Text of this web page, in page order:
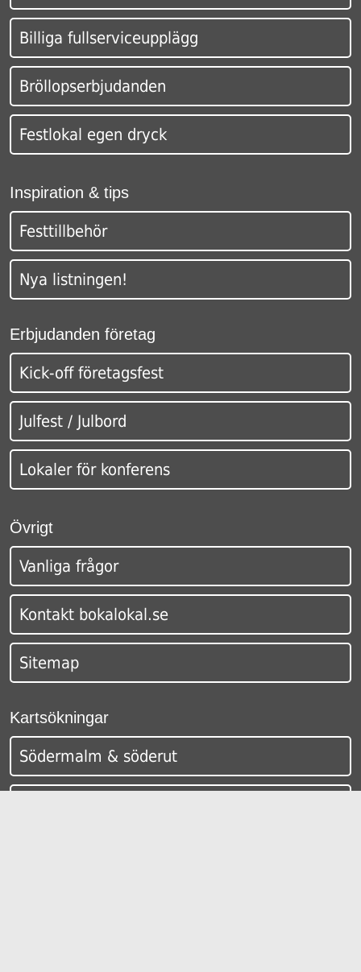
Billiga fullserviceupplägg
Bröllopserbjudanden
Festlokal egen dryck
Inspiration & tips
Festtillbehör
Nya listningen!
Erbjudanden företag
Kick-off företagsfest
Julfest / Julbord
Lokaler för konferens
Övrigt
Vanliga frågor
Kontakt bokalokal.se
Sitemap
Kartsökningar
Södermalm & söderut